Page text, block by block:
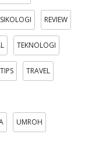
REVIEW
TEKNOLOGI
TIPS TRAVEL
UMROH